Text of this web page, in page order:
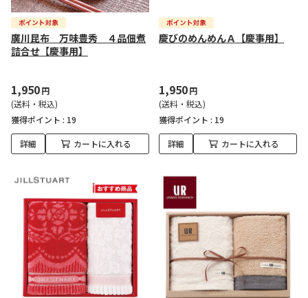
廣川昆布 万味豊秀 ４品佃煮
詰合せ【慶事用】
1,950円
(送料・税込)
獲得ポイント : 19
詳細 カートに入れる
慶びのめんめんＡ【慶事用】
1,950円
(送料・税込)
獲得ポイント : 19
詳細 カートに入れる